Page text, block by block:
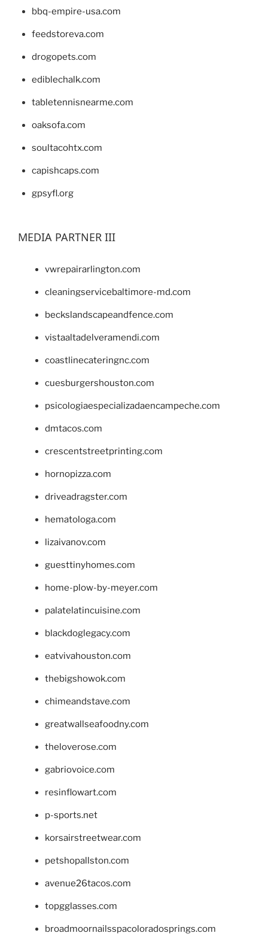
bbq-empire-usa.com
feedstoreva.com
drogopets.com
ediblechalk.com
tabletennisnearme.com
oaksofa.com
soultacohtx.com
capishcaps.com
gpsyfl.org
MEDIA PARTNER III
vwrepairarlington.com
cleaningservicebaltimore-md.com
beckslandscapeandfence.com
vistaaltadelveramendi.com
coastlinecateringnc.com
cuesburgershouston.com
psicologiaespecializadaencampeche.com
dmtacos.com
crescentstreetprinting.com
hornopizza.com
driveadragster.com
hematologa.com
lizaivanov.com
guesttinyhomes.com
home-plow-by-meyer.com
palatelatincuisine.com
blackdoglegacy.com
eatvivahouston.com
thebigshowok.com
chimeandstave.com
greatwallseafoodny.com
theloverose.com
gabriovoice.com
resinflowart.com
p-sports.net
korsairstreetwear.com
petshopallston.com
avenue26tacos.com
topgglasses.com
broadmoornailsspacoloradosprings.com